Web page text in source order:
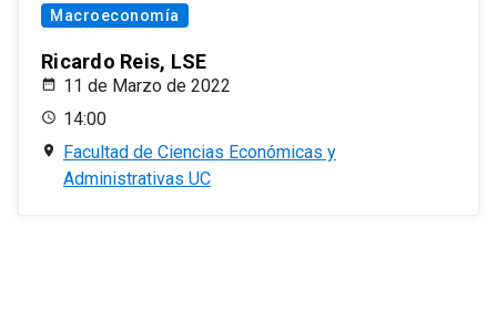
Macroeconomía
Ricardo Reis, LSE
11 de Marzo de 2022
14:00
Facultad de Ciencias Económicas y
Administrativas UC